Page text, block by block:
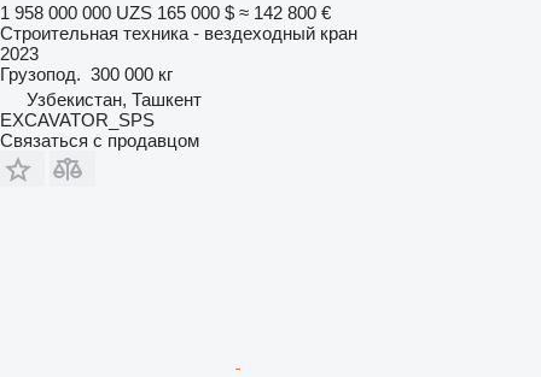
1 958 000 000 UZS 165 000 $ ≈ 142 800 €
Строительная техника - вездеходный кран
2023
Грузопод. 300 000 кг
Узбекистан, Ташкент
EXCAVATOR_SPS
Связаться с продавцом